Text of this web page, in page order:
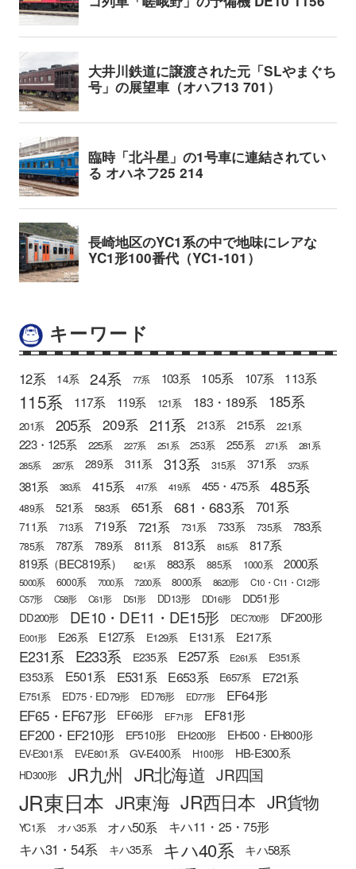
キーワード
12系 14系 24系 77系 103系 105系 107系 113系
115系 117系 119系 121系 183・189系 185系
201系 205系 209系 211系 213系 215系 221系
223・125系 225系 227系 251系 253系 255系 271系
281系
285系
287系 289系 311系 313系 315系 371系 373系
381系 383系 415系 417系 419系 455・475系 485系
489系 521系 583系 651系 681・683系 701系
711系 713系 719系 721系 731系 733系 735系 783系
785系 787系 789系 811系 813系 815系 817系
819系（BEC819系） 821系 883系 885系 1000系 2000系
5000系 6000系 7000系 7200系 8000系 8620形
C10・C11・C12形
C57形
C58形 C61形 D51形 DD13形 DD16形 DD51形
DD200形 DE10・DE11・DE15形 DEC700形 DF200形
E001形 E26系 E127系 E129系 E131系 E217系
E231系 E233系 E235系 E257系 E261系 E351系
E353系 E501系 E531系 E653系 E657系 E721系
E751系 ED75・ED79形 ED76形 ED77形 EF64形
EF65・EF67形 EF66形 EF71形
EF81形
EF200・EF210形
EF510形 EH200形 EH500・EH800形
EV-E301系 EV-E801系 GV-E400系 H100形 HB-E300系
HD300形 JR九州 JR北海道 JR四国
JR東日本 JR東海 JR西日本 JR貨物
YC1系 オハ35系 オハ50系 キハ11・25・75形
キハ31・54系 キハ35系 キハ40系 キハ58系